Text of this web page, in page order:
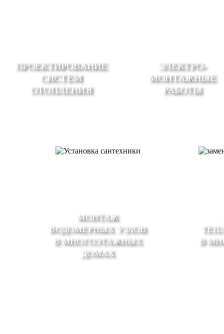
ПРОЕКТИРОВАНИЕ
СИСТЕМ
ОТОПЛЕНИЯ
ЭЛЕКТРО-
МОНТАЖНЫЕ
РАБОТЫ
МОНТАЖ
ВОДОМЕРНЫХ УЗЛОВ
В МНОГОЭТАЖНЫХ
ДОМАХ
В